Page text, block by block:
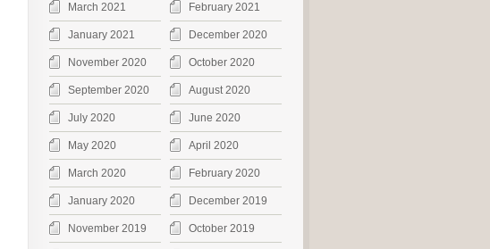
March 2021 February 2021
January 2021 December 2020
November 2020 October 2020
September 2020 August 2020
July 2020 June 2020
May 2020 April 2020
March 2020 February 2020
January 2020 December 2019
November 2019 October 2019